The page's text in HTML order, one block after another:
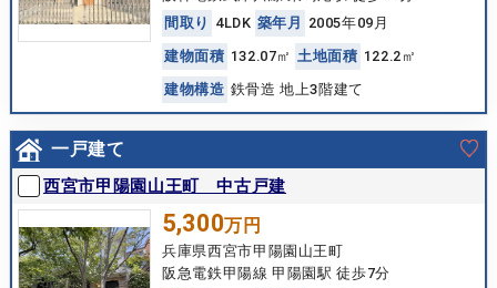
間 取 り 4LDK 築年 月
2005年09月
建物面積 132.07㎡ 土地面積 122.2㎡
建物構造 鉄骨造 地上3階建て
一戸建て
西宮市甲陽園山王町 中古戸建
5,300万円
兵庫県西宮市甲陽園山王町
阪急電鉄甲陽線 甲陽園駅 徒歩7分